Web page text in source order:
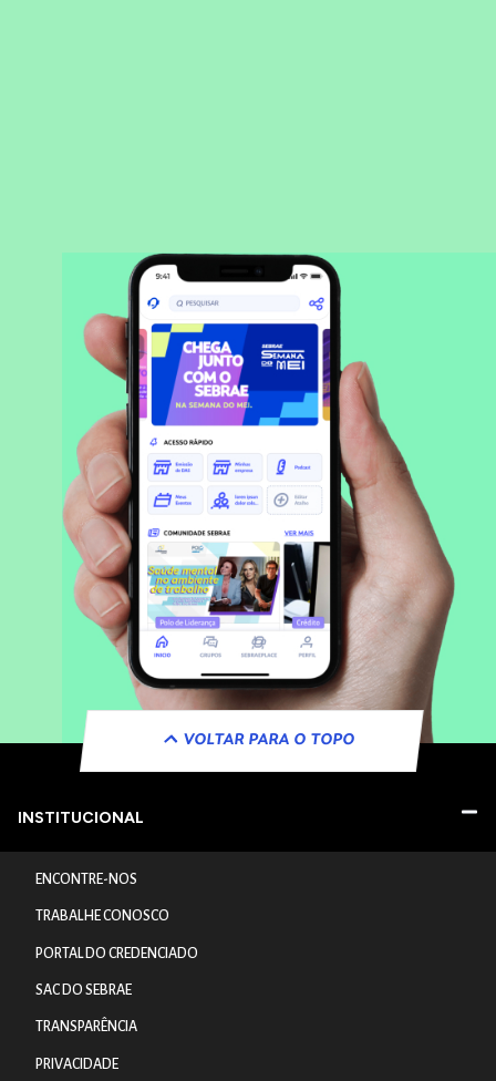
VOLTAR PARA O TOPO
INSTITUCIONAL
ENCONTRE-NOS
TRABALHE CONOSCO
PORTAL DO CREDENCIADO
SAC DO SEBRAE
TRANSPARÊNCIA
PRIVACIDADE